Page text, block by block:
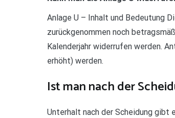
Anlage U – Inhalt und Bedeutung
zurückgenommen noch
Kalenderjahr widerrufen werden.
erhöht) werden.
Ist man nach der
Unterhalt nach der Scheidung gibt